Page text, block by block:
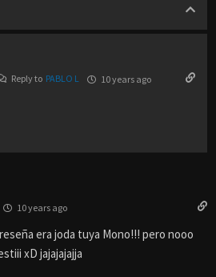
Reply to PABLO L 10 years ago
10 years ago
era joda tuya Mono!!! pero nooo
xD jajajajajja